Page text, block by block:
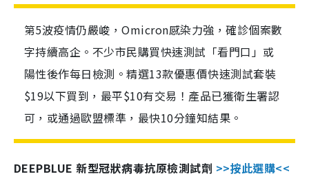
第5波疫情仍嚴峻，Omicron感染力強，確診個案數
字持續高企。不少市民購買快速測試「看門口」或
陽性後作每日檢測。精選13款優惠價快速測試套裝
$19以下買到，最平$10有交易！產品已獲衛生署認
可，或通過歐盟標準，最快10分鐘知結果。
DEEPBLUE 新型冠狀病毒抗原檢測試劑 >>按此選購<<